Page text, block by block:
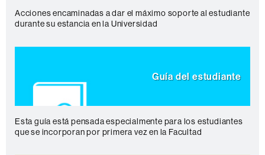
Acciones encaminadas a dar el máximo soporte al estudiante
durante su estancia en la Universidad
Guía del estudiante
Esta guía está pensada especialmente para los estudiantes
que se incorporan por primera vez en la Facultad